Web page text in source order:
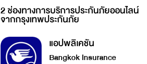
2 ช่องทางการบริการประกันภัยออนไลน์
จากกรุงเทพประกันภัย
แอปพลิเคชัน
Bangkok Insurance